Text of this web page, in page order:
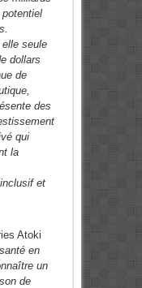
elle seule
dollars
de
des
qui
la
et
Atoki
en
un
de